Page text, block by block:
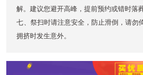
解。建议您避开高峰，提前预约或错时落葬
七、祭扫时请注意安全，防止滑倒，请勿
拥挤时发生意外。